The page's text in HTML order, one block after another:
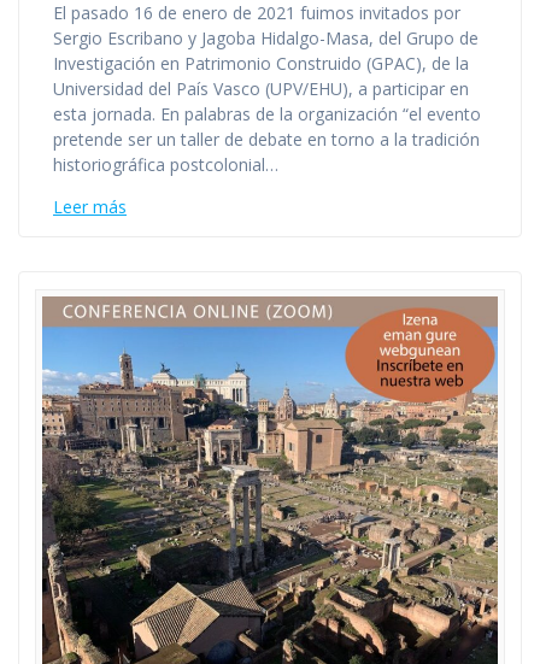
El pasado 16 de enero de 2021 fuimos invitados por
Sergio Escribano y Jagoba Hidalgo-Masa, del Grupo de
Investigación en Patrimonio Construido (GPAC), de la
Universidad del País Vasco (UPV/EHU), a participar en
esta jornada. En palabras de la organización “el evento
pretende ser un taller de debate en torno a la tradición
historiográfica postcolonial…
Leer más